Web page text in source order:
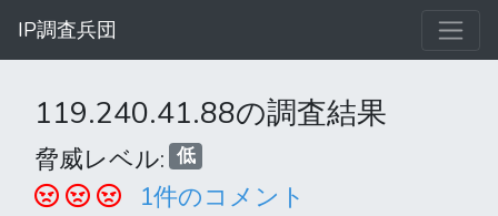
IP調査兵団
119.240.41.88の調査結果
脅威レベル: 低
1件のコメント